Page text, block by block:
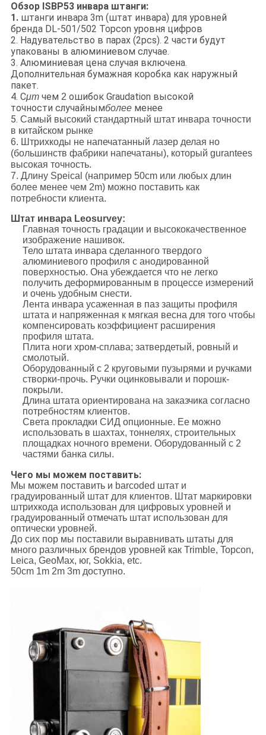
Обзор ISBP53 инвара штанги:
1. штанги инвара 3m (штат инвара) для уровней
бренда DL-501/502 Topcon уровня цифров
2. Надувательство в парах (2pcs). 2 части будут
упакованы в алюминиевом случае.
3. Алюминиевая цена случая включена.
Дополнительная бумажная коробка как наружный
пакет.
4. Сμmчем 2 ошибок Graudation высокой
точности случайнымболееменее
5. Самый высокий стандартный штат инвара точности
в китайском рынке
6. Штрихкоды не напечатанный лазер делая но
(большинств фабрики напечатаны), который gurantees
высокая точность.
7. Длину Speical (например 50cm или любых длин
более менее чем 2m) можно поставить как
потребности клиента.
Штат инвара Leosurvey:
Главная точность градации и высококачественное
изображение нашивок.
Тело штата инвара сделанного твердого
алюминиевого профиля с анодированной
поверхностью. Она убеждается что не легко
получить деформированным в процессе измерений
и очень удобным снести.
Лента инвара усаженная в паз защиты профиля
штата и напряженная к мягкая весна для того чтобы
компенсировать коэффициент расширения
профиля штата.
Плита ноги хром-сплава; затвердетый, ровный и
смолотый.
Оборудованный с 2 круговыми пузырями и ручками
створки-прочь. Ручки оцинковывали и порошк-
покрыли.
Длина штата ориентирована на заказчика согласно
потребностям клиентов.
Света прокладки СИД опционные. Ее можно
использовать в шахтах, тоннелях, строительных
площадках ночного времени. Оборудованный с 2
частями банка силы.
Чего мы можем поставить:
Мы можем поставить и barcoded штат и
градуированный штат для клиентов. Штат маркировки
штрихкода использован для цифровых уровней и
градуированный отмечать штат использован для
оптически уровней.
До сих пор мы поставили выравнивать штаты для
много различных брендов уровней как Trimble, Topcon,
Leica, GeoMax, юг, Sokkia, etc.
50cm 1m 2m 3m доступно.